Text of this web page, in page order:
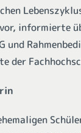
informierte
und